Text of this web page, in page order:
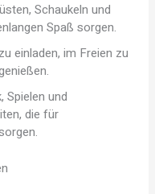
Schaukeln und
Spaß sorgen.
einladen, im Freien zu
und
die für